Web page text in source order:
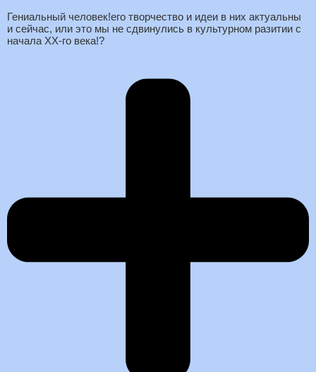
Гениальный человек!его творчество и идеи в них актуальны
и сейчас, или это мы не сдвинулись в культурном разитии с
начала ХХ-го века!?